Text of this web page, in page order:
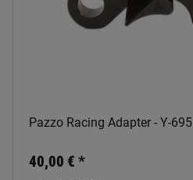
Pazzo Racing Adapter - Y-695
40,00 € *